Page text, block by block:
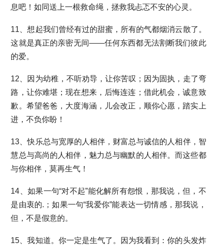
息吧！如同送上一根救命绳，拯救我忐忑不安的心灵。
11、想起我们曾经有过的甜蜜，所有的气都烟消云散了。
这就是真正的亲密无间——任何东西都无法割断我们彼此
的爱。
12、因为幼稚，不听劝导，让你苦叹；因为固执，走了弯
路，让你难堪；现在想来，后悔连连；借此机会，诚意致
歉。希望爸爸，大度海涵，儿会改正，顺你心愿，踏实上
进，不负你盼！
13、快乐总与宽厚的人相伴，财富总与诚信的人相伴，智
慧总与高尚的人相伴，魅力总与幽默的人相伴。而这些都
与你相伴，莫再生气！
14、如果一句“对不起”能化解所有怨恨，那我说，但，不
是由衷的.；如果一句“我爱你”能表达一切情感，那我说，
但，不是假意的。
15、我知道。你一定是生气了。因为我看到：你的头发炸